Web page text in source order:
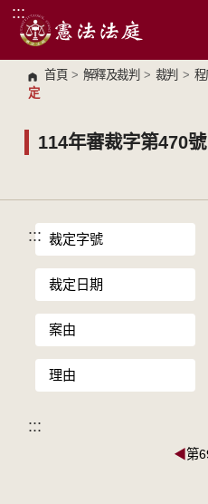
跳到主要內容區塊
:::
首頁 > 解釋及裁判 > 裁判 > 程
定
114年審裁字第470號
::: 裁定字號
裁定日期
案由
理由
:::
◀第